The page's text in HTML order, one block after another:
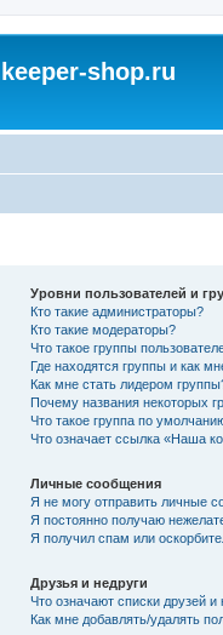
shop.ru
Уровни пользователей и
Кто такие администраторы?
Кто такие модераторы?
Что такое группы
Где находятся группы и как
Как мне стать лидером
Почему названия некоторых
Что такое группа по
Что означает ссылка «Наша
Личные сообщения
Я не могу отправить личные
Я постоянно получаю
Я получил спам или
Друзья и недруги
Что означают списки друзей и
Как мне добавлять/удалять